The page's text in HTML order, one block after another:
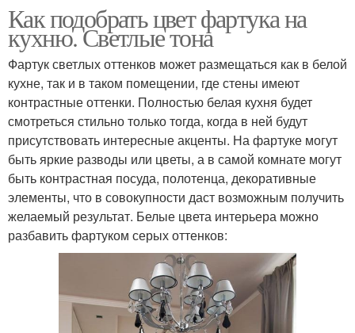
Как подобрать цвет фартука на
кухню. Светлые тона
Фартук светлых оттенков может размещаться как в белой
кухне, так и в таком помещении, где стены имеют
контрастные оттенки. Полностью белая кухня будет
смотреться стильно только тогда, когда в ней будут
присутствовать интересные акценты. На фартуке могут
быть яркие разводы или цветы, а в самой комнате могут
быть контрастная посуда, полотенца, декоративные
элементы, что в совокупности даст возможным получить
желаемый результат. Белые цвета интерьера можно
разбавить фартуком серых оттенков: